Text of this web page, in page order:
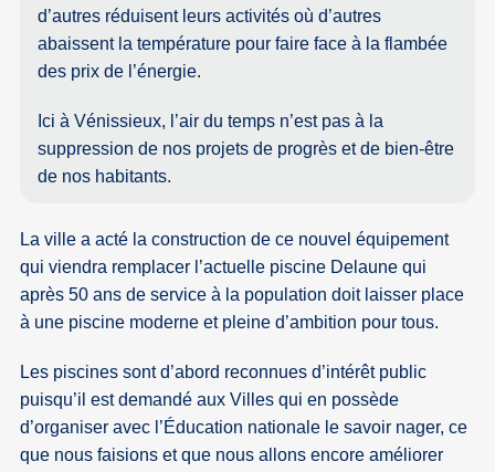
d’autres réduisent leurs activités où d’autres
abaissent la température pour faire face à la flambée
des prix de l’énergie.
Ici à Vénissieux, l’air du temps n’est pas à la
suppression de nos projets de progrès et de bien-être
de nos habitants.
La ville a acté la construction de ce nouvel équipement
qui viendra remplacer l’actuelle piscine Delaune qui
après 50 ans de service à la population doit laisser place
à une piscine moderne et pleine d’ambition pour tous.
Les piscines sont d’abord reconnues d’intérêt public
puisqu’il est demandé aux Villes qui en possède
d’organiser avec l’Éducation nationale le savoir nager, ce
que nous faisions et que nous allons encore améliorer